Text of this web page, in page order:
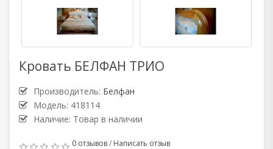
Кровать БЕЛФАН ТРИО
Производитель: Белфан
Модель: 418114
Наличие: Товар в наличии
0 отзывов/ Написать отзыв